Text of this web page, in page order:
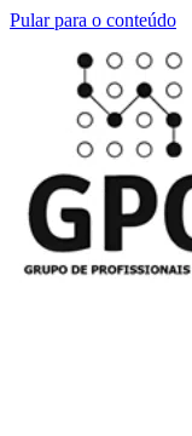
Pular para o conteúdo